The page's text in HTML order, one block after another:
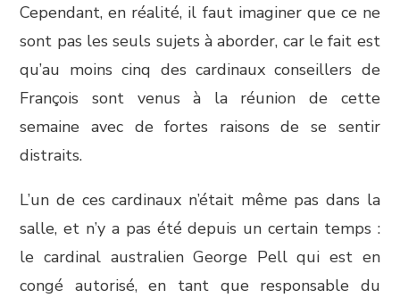
Cependant, en réalité, il faut imaginer que ce ne
sont pas les seuls sujets à aborder, car le fait est
qu’au moins cinq des cardinaux conseillers de
François sont venus à la réunion de cette
semaine avec de fortes raisons de se sentir
distraits.
L’un de ces cardinaux n’était même pas dans la
salle, et n’y a pas été depuis un certain temps :
le cardinal australien George Pell qui est en
congé autorisé, en tant que responsable du